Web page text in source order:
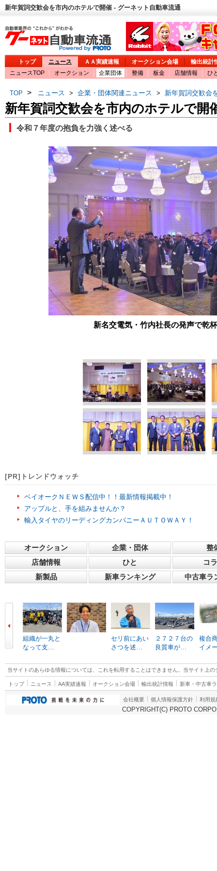
新年賀詞交歓会を市内のホテルで開催 - グーネット自動車流通
トップ ニュース ＡＡ実績速報 オークション会場
輸出統計
ニュースTOP
オークション 企業団体 整備 板金 店舗情報 ひ
TOP > ニュース > 企業・団体関連ニュース > 新年賀詞交歓会
新年賀詞交歓会を市内のホテルで開
令和７年度の抱負を力強く述べる
新名交電気・竹内社長の発声で乾
[PR]トレンドウォッチ
ベイオークＮＥＷＳ配信中！！最新情報掲載中！
アップルと、手を組みませんか？
輸入タイヤのリーディングカンパニーＡＵＴＯＷＡＹ！
オークション 企業・団体
整
店舗情報
ひと
コ
新製品
新車ランキング 中古車ラ
組織が一丸と
なって支…
セリ前にあい
さつを述…
２７２７台の
良質車が…
複合
イメ
当サイトのあらゆる情報については、これを転用することはできません。当サイト上
トップ ニュース AA実績速報 オークション会場 輸出統計情報 新車・中古車
会社概要 個人情報保護方針 利用規
COPYRIGHT(C) PROTO